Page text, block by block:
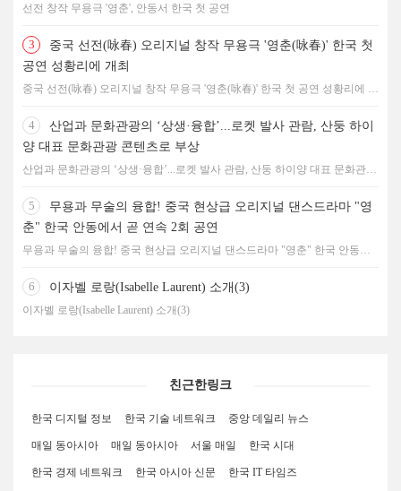
선전 창작 무용극 '영춘', 안동서 한국 첫 공연
3
중국 선전(咏春) 오리지널 창작 무용극 '영춘(咏春)' 한국 첫
공연 성황리에 개최
중국 선전(咏春) 오리지널 창작 무용극 '영춘(咏春)' 한국 첫 공연 성황리에 개
4
산업과 문화관광의 ‘상생·융합’...로켓 발사 관람, 산둥 하이
양 대표 문화관광 콘텐츠로 부상
산업과 문화관광의 ‘상생·융합’...로켓 발사 관람, 산둥 하이양 대표 문화관광
5
무용과 무술의 융합! 중국 현상급 오리지널 댄스드라마 "영
춘" 한국 안동에서 곧 연속 2회 공연
무용과 무술의 융합! 중국 현상급 오리지널 댄스드라마 "영춘" 한국 안동에
6 이자벨 로랑(Isabelle Laurent) 소개(3)
이자벨 로랑(Isabelle Laurent) 소개(3)
친근한링크
한국 디지털 정보 한국 기술 네트워크 중앙 데일리 뉴스
매일 동아시아 매일 동아시아 서울 매일 한국 시대
한국 경제 네트워크 한국 아시아 신문 한국 IT 타임즈